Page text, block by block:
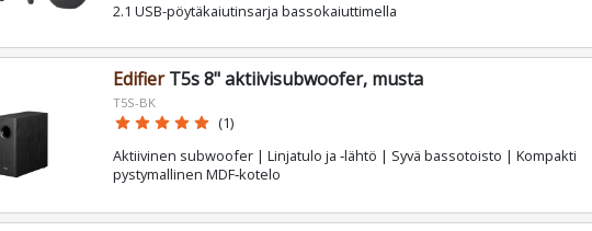
2.1 USB-pöytäkaiutinsarja bassokaiuttimella
EdifierT5s 8" aktiivisubwoofer, musta
T5S-BK
star star star star star (1)
Aktiivinen subwoofer | Linjatulo ja ‑lähtö | Syvä bassotoisto | Kompakti
pystymallinen MDF‑kotelo